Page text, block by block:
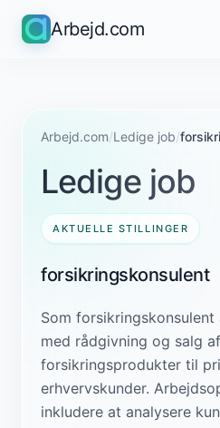
Arbejd.com
Arbejd.com/Ledige job/
Ledige job
AKTUELLE STILLINGER
forsikringskonsulent
Som
med rådgivning og salg af
forsikringsprodukter til
erhvervskunder.
inkludere at analysere